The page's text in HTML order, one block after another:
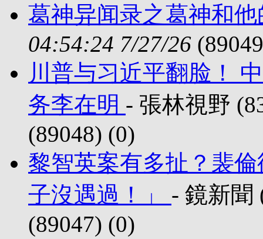
葛神异闻录之葛神和
04:54:24 7/27/26
川普与习近平翻脸！
务李在明 - 張林視野
(89048) (0)
黎智英案有多扯？裴
子沒遇過！」 - 鏡新聞
(89047) (0)